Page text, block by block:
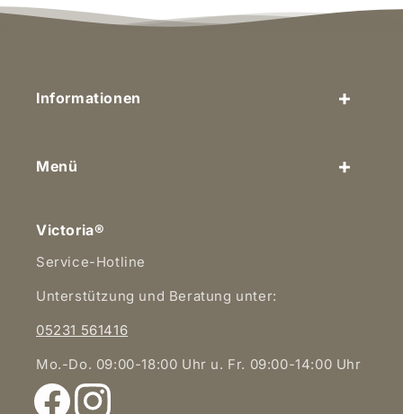
Informationen
Menü
Victoria®
Service-Hotline
Unterstützung und Beratung unter:
05231 561416
Mo.-Do. 09:00-18:00 Uhr u. Fr. 09:00-14:00 Uhr
FacebookInstagram